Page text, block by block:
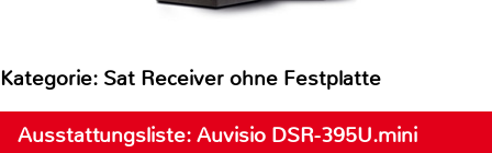
Kategorie: Sat Receiver ohne Festplatte
Ausstattungsliste: Auvisio DSR-395U.mini